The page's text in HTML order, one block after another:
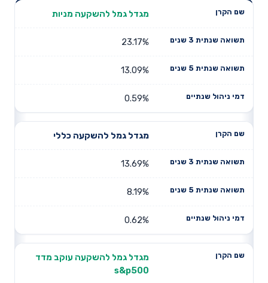
שנים
תשואה
מגדל גמל להשקעה מניות
23.17%
13.09%
0.59%
מגדל גמל להשקעה כללי
13.69%
8.19%
0.62%
מגדל גמל להשקעה עוקב מדד
s&p500